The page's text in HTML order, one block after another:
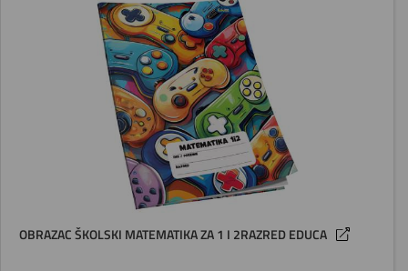
OBRAZAC ŠKOLSKI MATEMATIKA ZA 1 I 2RAZRED EDUCA